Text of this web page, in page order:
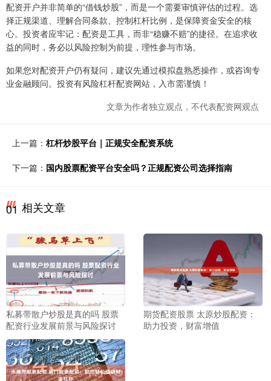
配资开户并非简单的“借钱炒股”，而是一个需要审慎评估的过程。选
择正规渠道、理解合同条款、控制杠杆比例，是保障资金安全的核
心。投资者应牢记：配资是工具，而非“稳赚不赔”的捷径。在追求收
益的同时，务必以风险控制为前提，理性参与市场。
如果您对配资开户仍有疑问，建议先通过模拟盘熟悉操作，或咨询专
业金融顾问。投资有风险杠杆配资网站，入市需谨慎！
文章为作者独立观点，不代表配资网观点
上一篇： 杠杆炒股平台｜正规安全配资系统
下一篇： 国内股票配资平台安全吗？正规配资公司选择指南
01 相关文章
私募带散户炒股是真的吗 股票
配资行业发展前景与风险探讨
期货配资股票 太原炒股配资：
助力投资，财富增值